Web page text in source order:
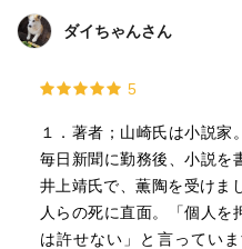
私にはなんとなく、行天は
た。
恩地と行天、二人の歩んだ
良かったのか考えてしまう。
全てを語らず、読者に委ね
物語の中で描かれる現実
ない状況に、やりきれなさ
ダイちゃんさん
5
１．著者；山崎氏は小説家
毎日新聞に勤務後、小説を
井上靖氏で、薫陶を受けま
人らの死に直面。「個人を
は許せない」と言ってい